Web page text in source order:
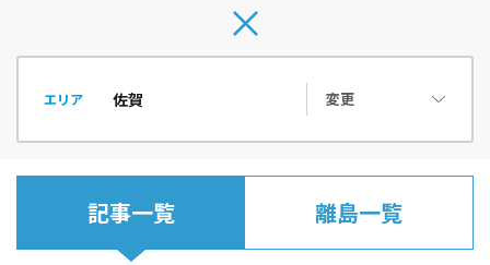
エリア 変更
記事一覧 離島一覧